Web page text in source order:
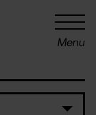
Menu